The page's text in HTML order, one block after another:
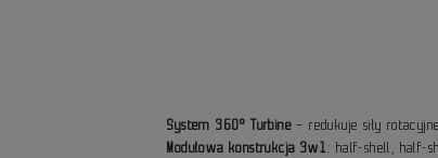
System 360° Turbine – redukuje siły
Modułowa konstrukcja 3w1: half-shell, half-